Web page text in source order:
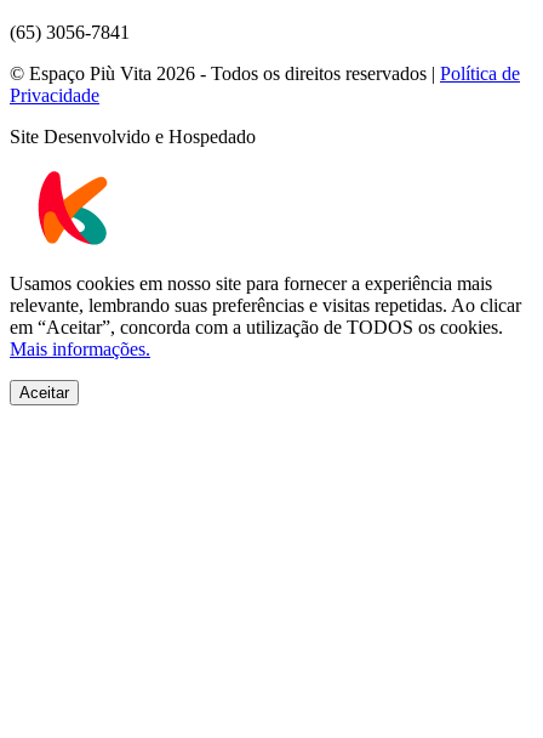
(65) 3056-7841
© Espaço Più Vita 2026 - Todos os direitos reservados | Política de
Privacidade
Site Desenvolvido e Hospedado
Usamos cookies em nosso site para fornecer a experiência mais
relevante, lembrando suas preferências e visitas repetidas. Ao clicar
em “Aceitar”, concorda com a utilização de TODOS os cookies.
Mais informações.
Aceitar